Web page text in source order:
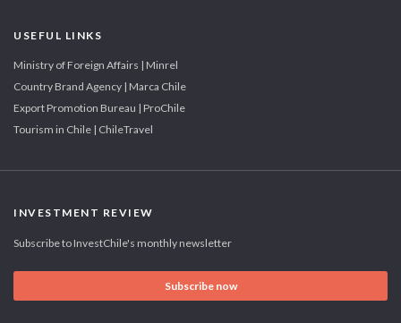
USEFUL LINKS
Ministry of Foreign Affairs | Minrel
Country Brand Agency | Marca Chile
Export Promotion Bureau | ProChile
Tourism in Chile | ChileTravel
INVESTMENT REVIEW
Subscribe to InvestChile's monthly newsletter
Subscribe now